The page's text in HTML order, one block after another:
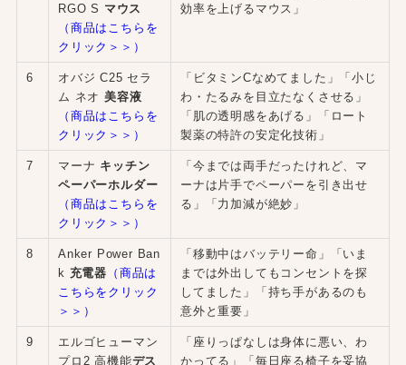
RGO S マウス
（商品はこちらを
クリック＞＞）
効率を上げるマウス」
6
オバジ C25 セラ
ム ネオ美容液
（商品はこちらを
クリック＞＞）
「ビタミンCなめてました」「小じ
わ・たるみを目立たなくさせる」
「肌の透明感をあげる」「ロート
製薬の特許の安定化技術」
7 マーナ キッチン
ペーパーホルダー
（商品はこちらを
クリック＞＞）
「今までは両手だったけれど、マ
ーナは片手でペーパーを引き出せ
る」「力加減が絶妙」
8
Anker Power Ban
k 充電器 （商品は
こちらをクリック
＞＞）
「移動中はバッテリー命」「いま
までは外出してもコンセントを探
してました」「持ち手があるのも
意外と重要」
9
エルゴヒューマン
プロ2 高機能デス
「座りっぱなしは身体に悪い、わ
かってる」「毎日座る椅子を妥協